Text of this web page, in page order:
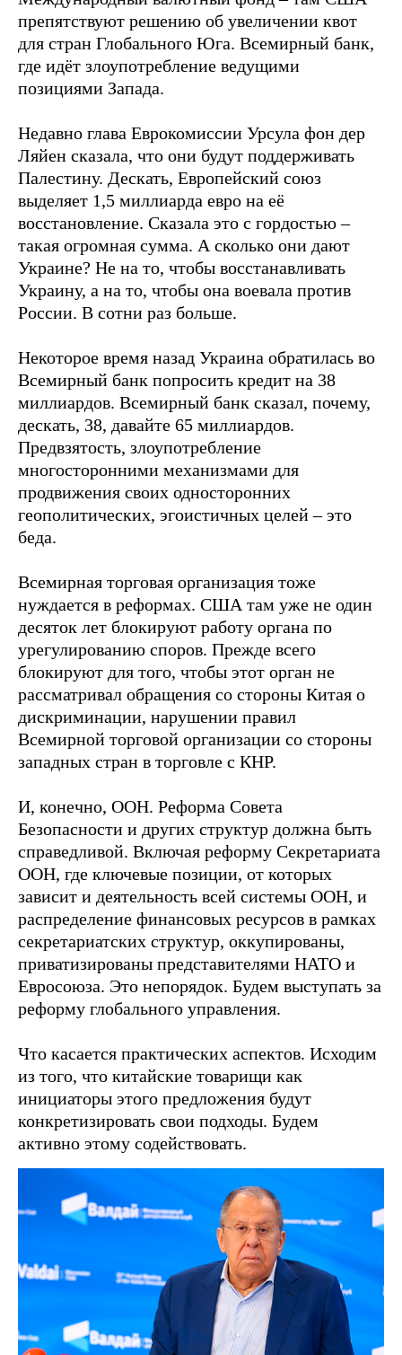
препятствуют решению об увеличении квот
для стран Глобального Юга. Всемирный банк,
где идёт злоупотребление ведущими
позициями Запада.
Недавно глава Еврокомиссии Урсула фон дер
Ляйен сказала, что они будут поддерживать
Палестину. Дескать, Европейский союз
выделяет 1,5 миллиарда евро на её
восстановление. Сказала это с гордостью –
такая огромная сумма. А сколько они дают
Украине? Не на то, чтобы восстанавливать
Украину, а на то, чтобы она воевала против
России. В сотни раз больше.
Некоторое время назад Украина обратилась во
Всемирный банк попросить кредит на 38
миллиардов. Всемирный банк сказал, почему,
дескать, 38, давайте 65 миллиардов.
Предвзятость, злоупотребление
многосторонними механизмами для
продвижения своих односторонних
геополитических, эгоистичных целей – это
беда.
Всемирная торговая организация тоже
нуждается в реформах. США там уже не один
десяток лет блокируют работу органа по
урегулированию споров. Прежде всего
блокируют для того, чтобы этот орган не
рассматривал обращения со стороны Китая о
дискриминации, нарушении правил
Всемирной торговой организации со стороны
западных стран в торговле с КНР.
И, конечно, ООН. Реформа Совета
Безопасности и других структур должна быть
справедливой. Включая реформу Секретариата
ООН, где ключевые позиции, от которых
зависит и деятельность всей системы ООН, и
распределение финансовых ресурсов в рамках
секретариатских структур, оккупированы,
приватизированы представителями НАТО и
Евросоюза. Это непорядок. Будем выступать за
реформу глобального управления.
Что касается практических аспектов. Исходим
из того, что китайские товарищи как
инициаторы этого предложения будут
конкретизировать свои подходы. Будем
активно этому содействовать.